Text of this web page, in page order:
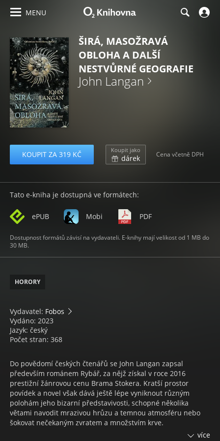
MENU
ŠIRÁ, MASOŽRAVÁ
OBLOHA A DALŠÍ
NESTVŮRNÉ GEOGRAFIE
John Langan
KOUPIT ZA 319 KČ Koupit jako
dárek Cena včetně DPH
Tato e-kniha je dostupná ve formátech:
ePUB Mobi PDF
Dostupnost formátů závisí na vydavateli. E-knihy mají velikost od 1 MB do
30 MB.
HORORY
Vydavatel: Fobos
Vydáno: 2023
Jazyk: český
Počet stran: 368
Do povědomí českých čtenářů se John Langan zapsal
především románem Rybář, za nějž získal v roce 2016
prestižní žánrovou cenu Brama Stokera. Kratší prostor
povídek a novel však dává ještě lépe vyniknout různým
polohám jeho bizarní představivosti, schopné několika
větami navodit mrazivou hrůzu a temnou atmosféru nebo
šokovat nečekaným zvratem a množstvím krve.
více